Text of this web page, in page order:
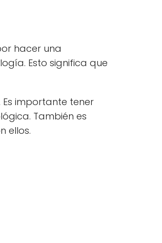
hacer una
Esto significa que
importante tener
También es
ellos.